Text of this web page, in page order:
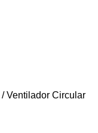
/ Ventilador Circular